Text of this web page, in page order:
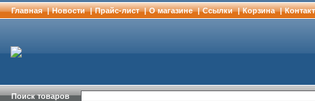
Главная | Новости | Прайс-лист | О магазине | Cсылки | Корзина |
Поиск товаров